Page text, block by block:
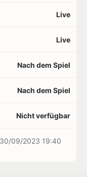
Live
Live
Nach dem Spiel
Nach dem Spiel
Nicht verfügbar
30/09/2023 19:40